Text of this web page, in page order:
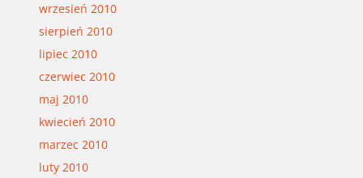
wrzesień 2010
sierpień 2010
lipiec 2010
czerwiec 2010
maj 2010
kwiecień 2010
marzec 2010
luty 2010